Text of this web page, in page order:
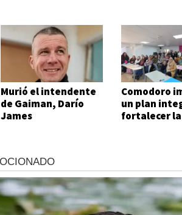
Murió el intendente
de Gaiman, Darío
James
Comodoro
un plan
fortalecer